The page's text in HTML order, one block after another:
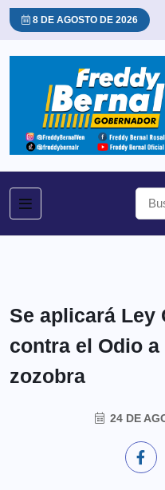
8 DE AGOSTO DE 2026
Se aplicará Ley
contra el Odio
zozobra
24 DE